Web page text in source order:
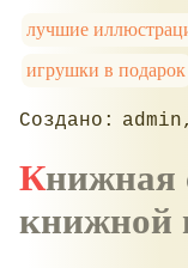
лучшие
игрушки в подарок
admin
Книжная серия «Золотой век
книжной